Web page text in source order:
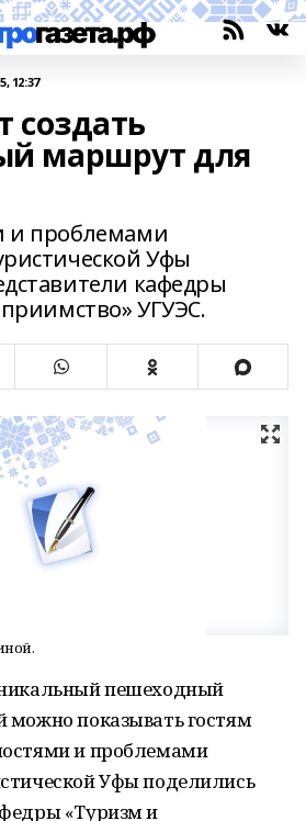
12:37
создать
маршрут для
и проблемами
Уфы
кафедры
УГУЭС.
пешеходный
показывать гостям
и проблемами
Уфы поделились
«Туризм и